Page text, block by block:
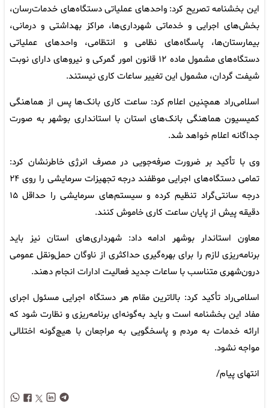
این بخشنامه تصریح کرد: واحدهای عملیاتی دستگاه‌های خدمات‌رسان،
بخش‌های اجرایی و خدماتی شهرداری‌ها، مراکز بهداشتی و درمانی،
بیمارستان‌ها، پاسگاه‌های نظامی و انتظامی، واحدهای عملیاتی
دستگاه‌های مشمول ماده ۱۲ قانون امور گمرکی و نیروهای دارای نوبت
شیفت گردان، مشمول این تغییر ساعات کاری نیستند.
اسلامی‌راد همچنین اعلام کرد: ساعت کاری بانک‌ها پس از هماهنگی
کمیسیون هماهنگی بانک‌های استان با استانداری بوشهر به صورت
جداگانه اعلام خواهد شد.
وی با تأکید بر ضرورت صرفه‌جویی در مصرف انرژی خاطرنشان کرد:
تمامی دستگاه‌های اجرایی موظفند درجه تجهیزات سرمایشی را روی ۲۴
درجه سانتی‌گراد تنظیم کرده و سیستم‌های سرمایشی را حداقل ۱۵
دقیقه پیش از پایان ساعت کاری خاموش کنند.
معاون استاندار بوشهر ادامه داد: شهرداری‌های استان نیز باید
برنامه‌ریزی لازم را برای بهره‌گیری حداکثری از ناوگان حمل‌ونقل عمومی
درون‌شهری متناسب با ساعات جدید فعالیت ادارات انجام دهند.
اسلامی‌راد تأکید کرد: بالاترین مقام هر دستگاه اجرایی مسئول اجرای
مفاد این بخشنامه است و باید به‌گونه‌ای برنامه‌ریزی و نظارت شود که
ارائه خدمات به مردم و پاسخگویی به مراجعان با هیچ‌گونه اختلالی
مواجه نشود.
انتهای پیام/